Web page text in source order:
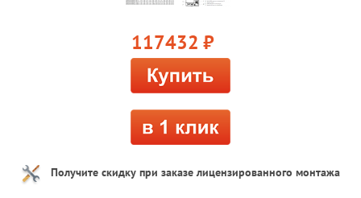
117432 руб.
Получите скидку при заказе лицензированного монтажа